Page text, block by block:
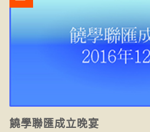
饒學聯匯成立晚宴